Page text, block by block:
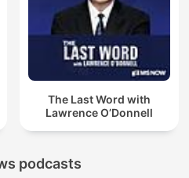
The Last Word with
Lawrence O’Donnell
podcasts